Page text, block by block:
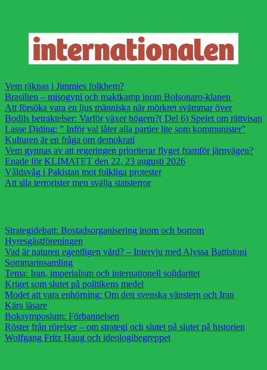
Vem räknas i Jimmies folkhem?
Brasilien – misogyni och maktkamp inom Bolsonaro-klanen
Att försöka vara en ljus människa när mörkret svämmar över
Bodils betraktelser: Varför växer högern?( Del 6) Spelet om rättvisan
Lasse Diding: ” Inför val låter alla partier lite som kommunister”
Kulturen är en fråga om demokrati
Vem gynnas av att regeringen prioriterar flyget framför järnvägen?
Enade för KLIMATET den 22, 23 augusti 2026
Våldsvåg i Pakistan mot folkliga protester
Att sila terrorister men svälja statsterror
Strategidebatt: Bostadsorganisering inom och bortom
Hyresgästföreningen
Vad är naturen egentligen värd? – Intervju med Alyssa Battistoni
Sommarinsamling
Tema: Iran, imperialism och internationell solidaritet
Kriget som slutet på politikens medel
Modet att vara enhörning: Om den svenska vänstern och Iran
Kära läsare
Boksymposium: Förbannelsen
Röster från rörelser – om strategi och slutet på slutet på historien
Wolfgang Fritz Haug och ideologibegreppet